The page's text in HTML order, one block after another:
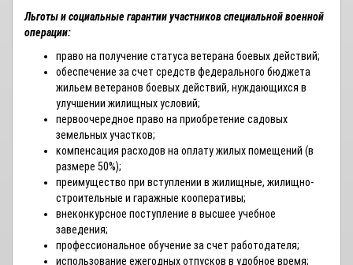
Льготы и социальные гарантии участников специальной военной
операции:
право на получение статуса ветерана боевых действий;
обеспечение за счет средств федерального бюджета
жильем ветеранов боевых действий, нуждающихся в
улучшении жилищных условий;
первоочередное право на приобретение садовых
земельных участков;
компенсация расходов на оплату жилых помещений (в
размере 50%);
преимущество при вступлении в жилищные, жилищно-
строительные и гаражные кооперативы;
внеконкурсное поступление в высшее учебное
заведения;
профессиональное обучение за счет работодателя;
использование ежегодных отпусков в удобное время;